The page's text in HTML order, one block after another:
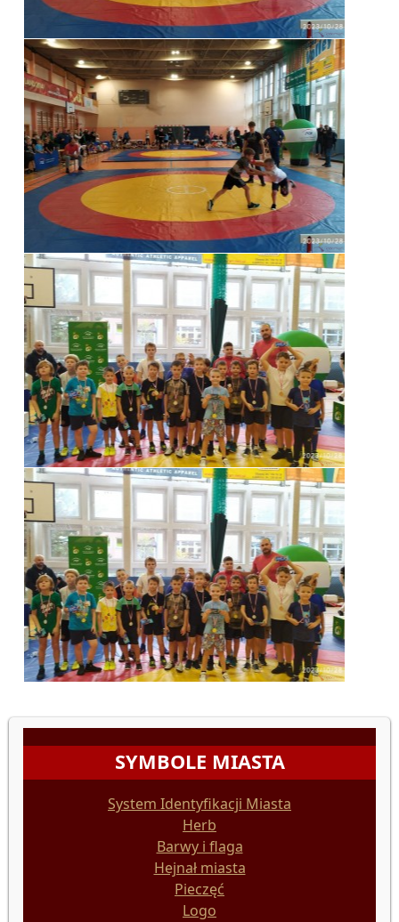
SYMBOLE MIASTA
System Identyfikacji Miasta
Herb
Barwy i flaga
Hejnał miasta
Pieczęć
Logo